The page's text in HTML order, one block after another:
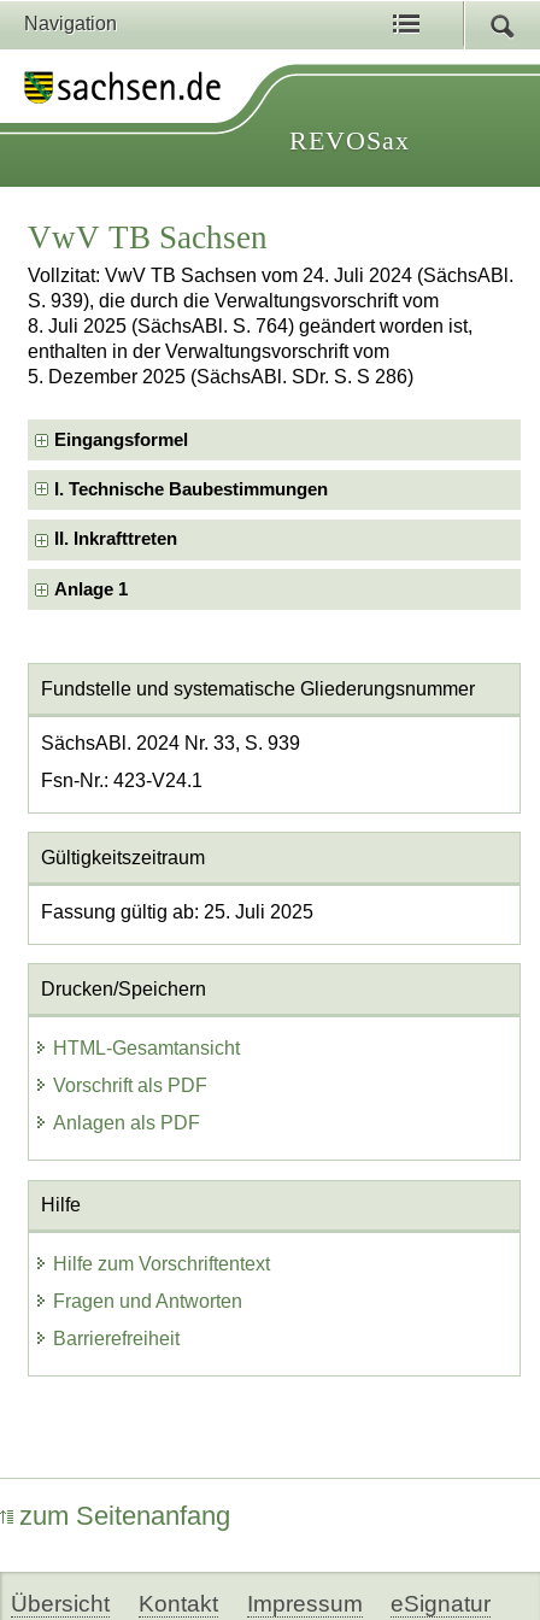
Navigation
REVOSax
VwV TB Sachsen
Vollzitat: VwV TB Sachsen vom 24. Juli 2024 (SächsABl.
S. 939), die durch die Verwaltungsvorschrift vom
8. Juli 2025 (SächsABl. S. 764) geändert worden ist,
enthalten in der Verwaltungsvorschrift vom
5. Dezember 2025 (SächsABl. SDr. S. S 286)
Eingangsformel
I. Technische Baubestimmungen
II. Inkrafttreten
Anlage 1
Fundstelle und systematische Gliederungsnummer
SächsABl. 2024 Nr. 33, S. 939
Fsn-Nr.: 423-V24.1
Gültigkeitszeitraum
Fassung gültig ab: 25. Juli 2025
Drucken/Speichern
HTML-Gesamtansicht
Vorschrift als PDF
Anlagen als PDF
Hilfe
Hilfe zum Vorschriftentext
Fragen und Antworten
Barrierefreiheit
zum Seitenanfang
Übersicht Kontakt Impressum eSignatur